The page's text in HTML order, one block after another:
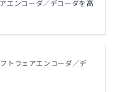
エンコーダ／デコーダを高
トウェアエンコーダ／デ